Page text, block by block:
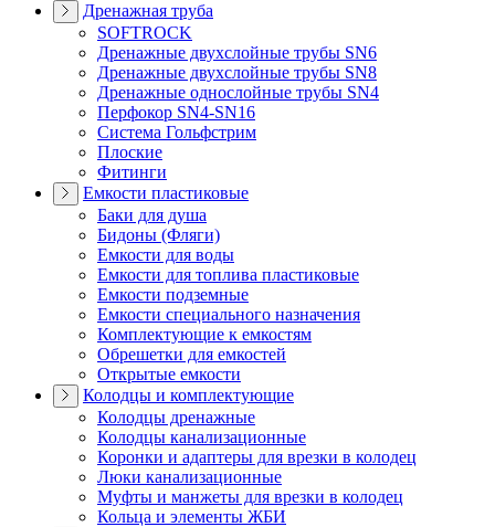
Дренажная труба
SOFTROCK
Дренажные двухслойные трубы SN6
Дренажные двухслойные трубы SN8
Дренажные однослойные трубы SN4
Перфокор SN4-SN16
Система Гольфстрим
Плоские
Фитинги
Емкости пластиковые
Баки для душа
Бидоны (Фляги)
Емкости для воды
Емкости для топлива пластиковые
Емкости подземные
Емкости специального назначения
Комплектующие к емкостям
Обрешетки для емкостей
Открытые емкости
Колодцы и комплектующие
Колодцы дренажные
Колодцы канализационные
Коронки и адаптеры для врезки в колодец
Люки канализационные
Муфты и манжеты для врезки в колодец
Кольца и элементы ЖБИ